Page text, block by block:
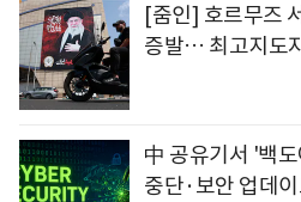
[줌인] 호르무즈
증발… 최고지도
中 공유기서 '백
중단·보안 업데